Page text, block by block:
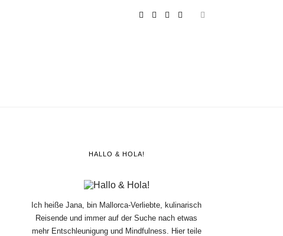
HALLO & HOLA!
Ich heiße Jana, bin Mallorca-Verliebte, kulinarisch
Reisende und immer auf der Suche nach etwas
mehr Entschleunigung und Mindfulness. Hier teile